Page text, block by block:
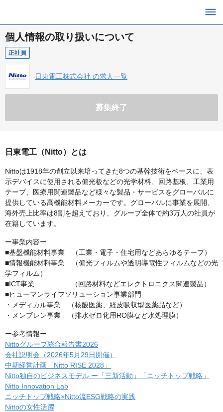
個人情報の取り扱いについて
正社員
日東電工株式会社 の求人一覧
募集終了
日東電工（Nitto）とは
Nittoは1918年の創立以来培ってきた8つの基幹技術をベースに、表
示デバイスに使用される偏光板などの光学材料、回路基板、工業用
テープ、医療用関連製品など様々な製品・サービスをグローバルに
提供している高機能材料メーカーです。グローバルに事業を展開、
海外売上比率は8割を超えており、グループ全体で約3万人の社員が
在籍しています。
ー事業内容ー
■基盤機能材料事業 （工業・電子・住宅用などあらゆるテープ）
■情報機能材料事業 （偏光フィルムや透明導電性フィルムなどの光
学フィルム）
■ICT事業 （回路材料などエレクトロニクス関連製品）
■ヒューマンライフソリューション事業部門
・メディカル事業 （核酸医薬、経皮吸収型医薬品など）
・メンブレン事業 （排水ゼロ化用RO膜など水処理膜）
ー参考情報ー
Nittoグループ統合報告書2026
会社説明会（2026年5月29日開催）
中期経営計画「Nitto RISE 2028」
Nitto独自のビジネスモデル ー「三新活動」「ニッチトップ戦略」
Nitto Innovation Lab
ニッチトップ戦略×Nitto流ESG戦略の実践
Nittoの女性活躍